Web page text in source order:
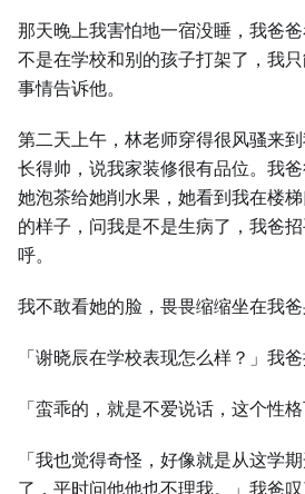
那天晚上我害怕地一宿没睡，我爸
不是在学校和别的孩子打架了，我
事情告诉他。
第二天上午，林老师穿得很风骚来
长得帅，说我家装修很有品位。我
她泡茶给她削水果，她看到我在楼
的样子，问我是不是生病了，我爸
呼。
我不敢看她的脸，畏畏缩缩坐在我爸
「谢晓辰在学校表现怎么样？」我爸
「蛮乖的，就是不爱说话，这个性格
「我也觉得奇怪，好像就是从这学
了，平时问他他也不理我。」我爸叹